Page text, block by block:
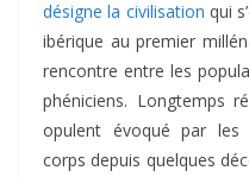
désigne la civilisation qui
ibérique au premier
rencontre entre les
phéniciens. Longtemps
opulent évoqué par les
corps depuis quelques